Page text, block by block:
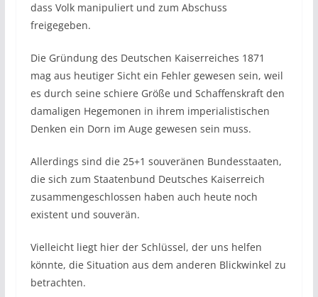
dass Volk manipuliert und zum Abschuss
freigegeben.
Die Gründung des Deutschen Kaiserreiches 1871
mag aus heutiger Sicht ein Fehler gewesen sein, weil
es durch seine schiere Größe und Schaffenskraft den
damaligen Hegemonen in ihrem imperialistischen
Denken ein Dorn im Auge gewesen sein muss.
Allerdings sind die 25+1 souveränen Bundesstaaten,
die sich zum Staatenbund Deutsches Kaiserreich
zusammengeschlossen haben auch heute noch
existent und souverän.
Vielleicht liegt hier der Schlüssel, der uns helfen
könnte, die Situation aus dem anderen Blickwinkel zu
betrachten.